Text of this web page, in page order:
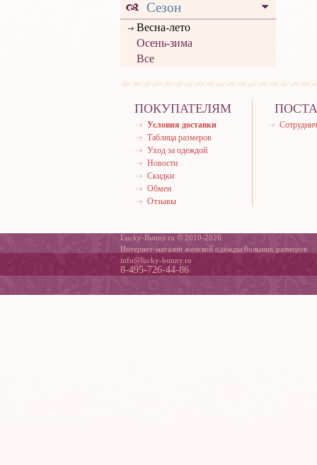
Сезон
Весна-лето
Осень-зима
Все
ПОКУПАТЕЛЯМ
Условия доставки
Таблица размеров
Уход за одеждой
Новости
Скидки
Обмен
Отзывы
Lucky-Bunny.ru © 2010-2026
Интернет-магазин женской одежды больших размеров
info@lucky-bunny.ru
8-495-726-44-86